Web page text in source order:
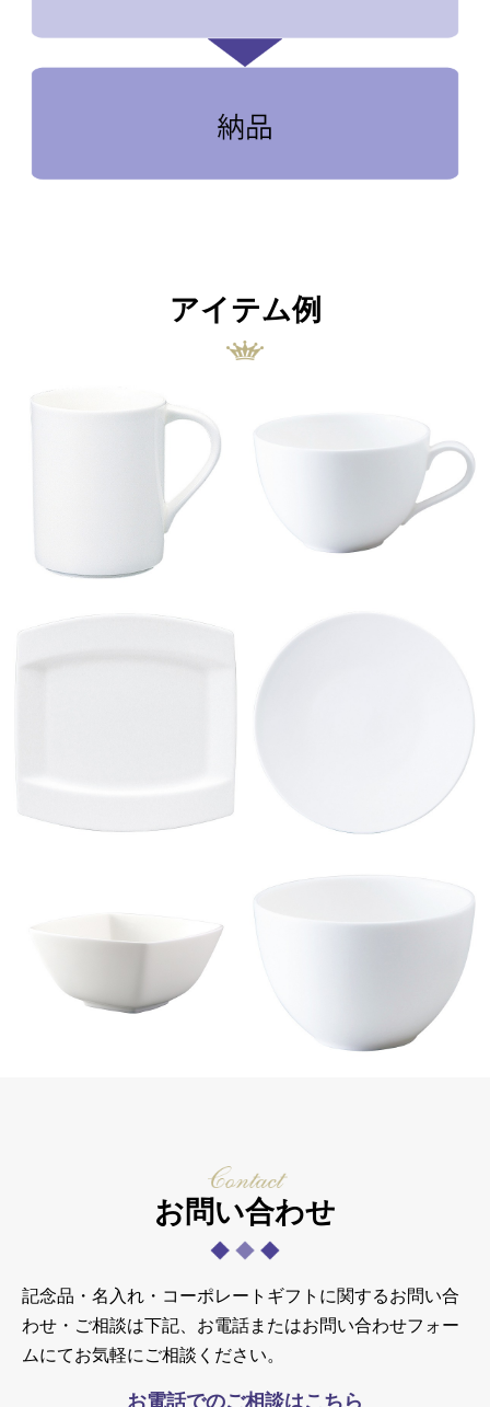
アイテム例
お問い合わせ
記念品・名入れ・コーポレートギフトに関するお問い合
わせ・ご相談は下記、お電話またはお問い合わせフォー
ムにてお気軽にご相談ください。
お電話でのご相談はこちら